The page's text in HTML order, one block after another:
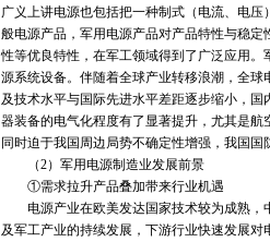
广义上讲电源也包括把一种制式（电流、电
般电源产品，军用电源产品对产品特性与稳
性等优良特性，在军工领域得到了广泛应用
源系统设备。伴随着全球产业转移浪潮，全
及技术水平与国际先进水平差距逐步缩小，
器装备的电气化程度有了显著提升，尤其是航
同时迫于我国周边局势不确定性增强，我国
（2）军用电源制造业发展前景
①需求拉升产品叠加带来行业机遇
电源产业在欧美发达国家技术较为成熟，
及军工产业的持续发展，下游行业快速发展